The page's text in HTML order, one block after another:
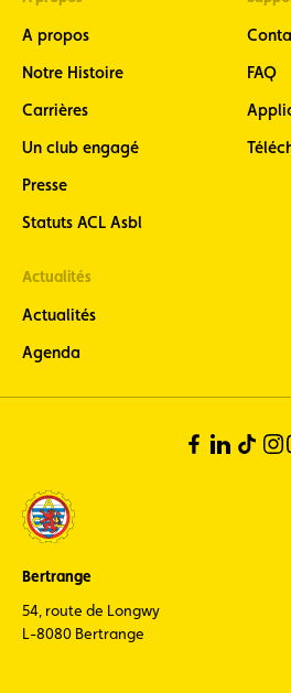
A propos
Notre Histoire
Carrières
Un club engagé
Presse
Statuts ACL Asbl
FAQ
Actualités
Actualités
Agenda
Bertrange
54, route de Longwy
L-8080 Bertrange